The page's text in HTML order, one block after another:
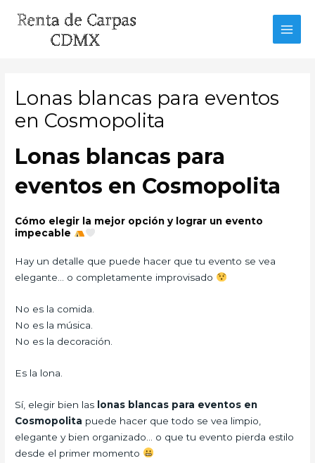
Lonas blancas para eventos
en Cosmopolita
Lonas blancas para
eventos en Cosmopolita
Cómo elegir la mejor opción y lograr un evento
impecable
Hay un detalle que puede hacer que tu evento se vea
elegante… o completamente improvisado
No es la comida.
No es la música.
No es la decoración.
Es la lona.
Sí, elegir bien las lonas blancas para eventos en
Cosmopolita puede hacer que todo se vea limpio,
elegante y bien organizado… o que tu evento pierda estilo
desde el primer momento